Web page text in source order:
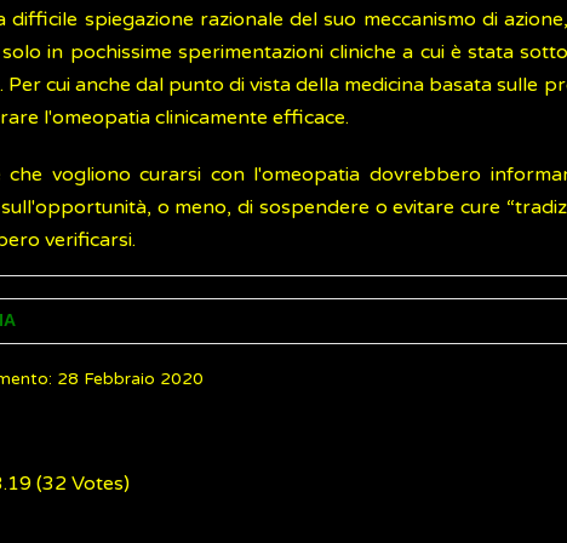
difficile spiegazione razionale del suo meccanismo di
in pochissime sperimentazioni cliniche a cui è stata
cui anche dal punto di vista della medicina basata sulle
l'omeopatia clinicamente efficace.
che vogliono curarsi con l'omeopatia dovrebbero
o meno, di sospendere o evitare cure
verificarsi.
National Health and Medical Research Council
28 Febbraio 2020
(32 Votes)